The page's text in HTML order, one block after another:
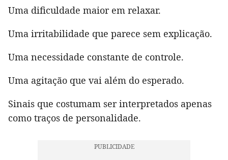
Uma dificuldade maior em relaxar.
Uma irritabilidade que parece sem explicação.
Uma necessidade constante de controle.
Uma agitação que vai além do esperado.
Sinais que costumam ser interpretados apenas
como traços de personalidade.